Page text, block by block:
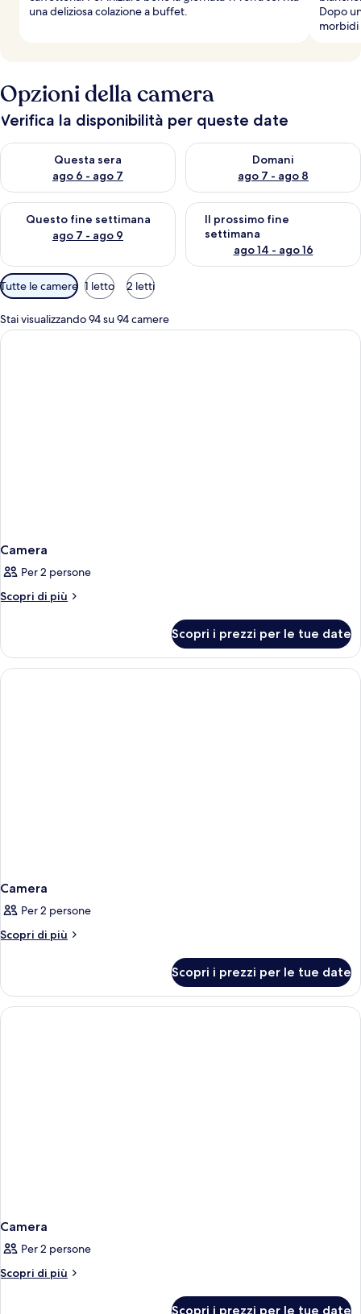
una deliziosa colazione a buffet.
Dopo
morbidi
Opzioni della camera
Verifica la disponibilità per queste date
Questa sera
ago 6 - ago 7
Verifica la disponibilità per questa sera, ago 6 - ago 7
Domani
ago 7 - ago 8
Verifica la disponibilità per
Questo fine settimana
ago 7 - ago 9
Verifica la disponibilità per questo fine settimana, ago 7 - ago
Il prossimo fine
settimana
ago 14 - ago 16
Verifica la disponibilità per il
Filtri
disponibili
per
le
Tutte le camere 1 letto 2 letti
Stai visualizzando 94 su 94 camere
Camera
Per 2 persone
Scopri di più
Altri
Scopri i prezzi per le tue date
Camera
Per 2 persone
Scopri di più
Altri
Scopri i prezzi per le tue date
Camera
Per 2 persone
Scopri di più
Altri
Scopri i prezzi per le tue date